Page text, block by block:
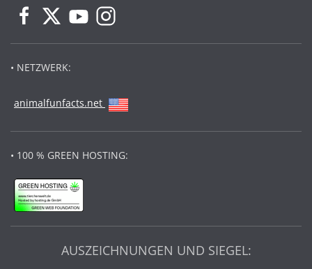
• NETZWERK:
animalfunfacts.net
• 100 % GREEN HOSTING:
AUSZEICHNUNGEN UND SIEGEL: